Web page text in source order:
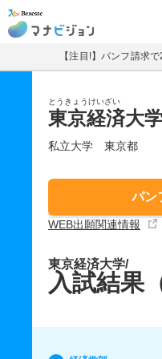
マナビジョン
【注目!】パンフ請求
とうきょうけいざい
東京経済大
私立大学 東京都
パン
WEB出願関連情報
東京経済大学/
入試結果